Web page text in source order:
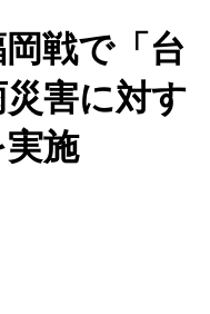
岡戦で「台
害に対す
施